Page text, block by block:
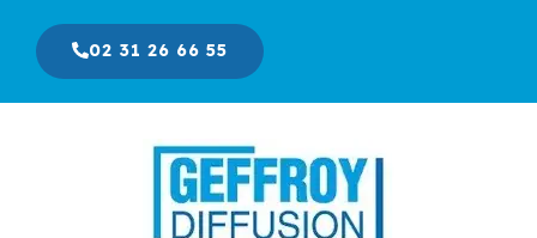
contenu
02 31 26 66 55